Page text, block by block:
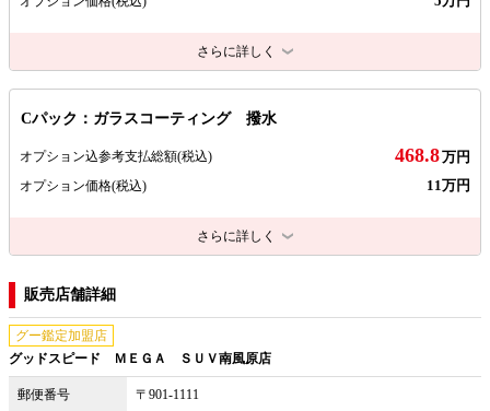
さらに詳しく
Cパック：ガラスコーティング 撥水
オプション込参考支払総額(税込) 468.8万円
オプション価格(税込) 11万円
さらに詳しく
販売店舗詳細
グー鑑定加盟店
グッドスピード ＭＥＧＡ ＳＵＶ南風原店
郵便番号 〒901-1111